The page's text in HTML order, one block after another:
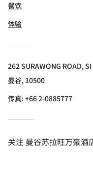
餐饮
体验
262 SURAWONG ROAD,
曼谷, 10500
传真:+66 2-0885777
关注 曼谷苏拉旺万豪酒